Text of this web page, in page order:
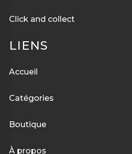
Click and collect
LIENS
Accueil
Catégories
Boutique
Àpropos